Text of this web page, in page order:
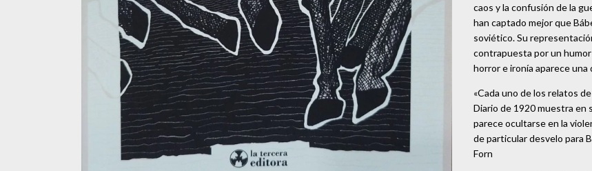
caos y la confusión de la
han captado mejor que
soviético. Su
contrapuesta por un
horror e ironía aparece una
«Cada uno de los relatos de
Diario de 1920 muestra en
parece ocultarse en la
de particular desvelo para
Forn